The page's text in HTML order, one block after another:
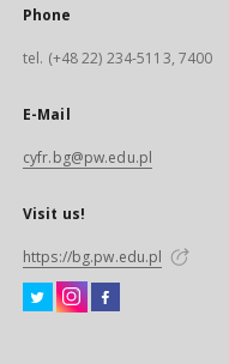
Phone
tel. (+48 22) 234-5113, 7400
E-Mail
cyfr.bg@pw.edu.pl
Visit us!
https://bg.pw.edu.pl